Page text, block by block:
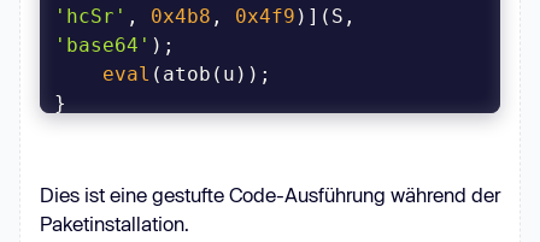
'hcSr' , 0x4b8 , 0x4f9
'base64'
eval
}
Dies ist eine gestufte Code-Ausführung während der
Paketinstallation.